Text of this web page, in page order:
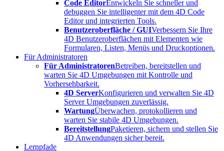
Code EditorEntwickeln Sie schneller und
debuggen Sie intelligenter mit dem 4D Code
Editor und integrierten Tools.
Benutzeroberfläche / GUIVerbessern Sie Ihre
4D Benutzeroberflächen mit Elementen wie
Formularen, Listen, Menüs und Druckoptionen.
Für Administratoren
Für AdministratorenBetreiben, bereitstellen und
warten Sie 4D Umgebungen mit Kontrolle und
Vorhersehbarkeit.
4D ServerKonfigurieren und verwalten Sie 4D
Server Umgebungen zuverlässig.
WartungÜberwachen, protokollieren und
warten Sie stabile 4D Umgebungen.
BereitstellungPaketieren, sichern und stellen Sie
4D Anwendungen sicher bereit.
Lernpfade